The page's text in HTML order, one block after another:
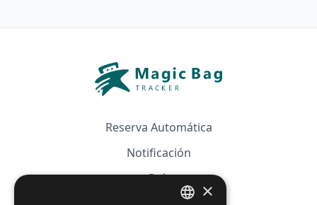
Reserva Automática
Notificación
Guía
×